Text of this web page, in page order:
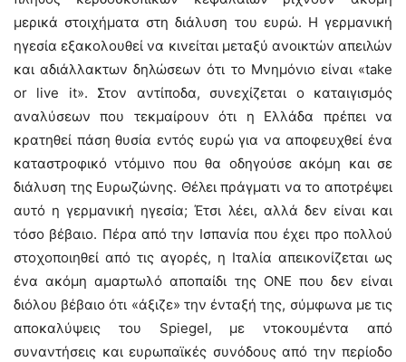
μερικά στοιχήματα στη διάλυση του ευρώ. Η γερμανική
ηγεσία εξακολουθεί να κινείται μεταξύ ανοικτών απειλών
και αδιάλλακτων δηλώσεων ότι το Μνημόνιο είναι «take
or live it». Στον αντίποδα, συνεχίζεται ο καταιγισμός
αναλύσεων που τεκμαίρουν ότι η Ελλάδα πρέπει να
κρατηθεί πάση θυσία εντός ευρώ για να αποφευχθεί ένα
καταστροφικό ντόμινο που θα οδηγούσε ακόμη και σε
διάλυση της Ευρωζώνης. Θέλει πράγματι να το αποτρέψει
αυτό η γερμανική ηγεσία; Έτσι λέει, αλλά δεν είναι και
τόσο βέβαιο. Πέρα από την Ισπανία που έχει προ πολλού
στοχοποιηθεί από τις αγορές, η Ιταλία απεικονίζεται ως
ένα ακόμη αμαρτωλό αποπαίδι της ΟΝΕ που δεν είναι
διόλου βέβαιο ότι «άξιζε» την ένταξή της, σύμφωνα με τις
αποκαλύψεις του Spiegel, με ντοκουμέντα από
συναντήσεις και ευρωπαϊκές συνόδους από την περίοδο